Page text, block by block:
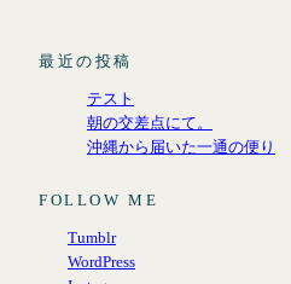
最近の投稿
テスト
朝の交差点にて。
沖縄から届いた一通の便り
FOLLOW ME
Tumblr
WordPress